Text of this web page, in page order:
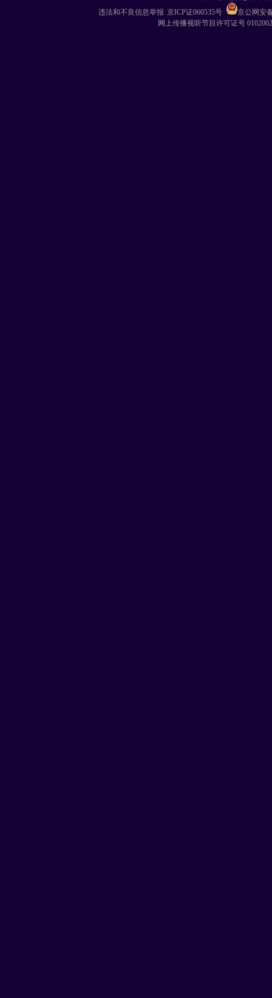
违法和不良信息举报 京ICP证060535号
京公网安
网上传播视听节目许可证号